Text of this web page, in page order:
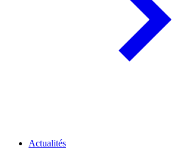
Actualités